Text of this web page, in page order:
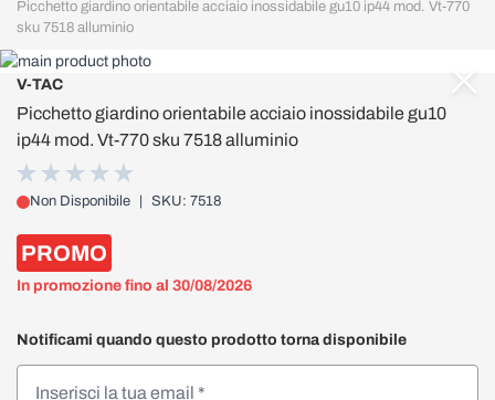
Picchetto giardino orientabile acciaio inossidabile gu10 ip44 mod. Vt-770
sku 7518 alluminio
V-TAC
Picchetto giardino orientabile acciaio inossidabile gu10
ip44 mod. Vt-770 sku 7518 alluminio
Non Disponibile SKU: 7518
PROMO
In promozione fino al 30/08/2026
Notificami quando questo prodotto torna disponibile